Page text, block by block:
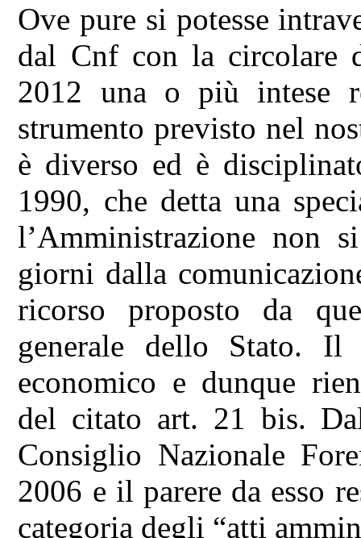
Ove pure si potesse
dal Cnf con la circolare
2012 una o più intese
strumento previsto nel
è diverso ed è
1990, che detta una
l’Amministrazione non
giorni dalla
ricorso proposto da
generale dello Stato.
economico e dunque
del citato art. 21 bis.
Consiglio Nazionale
2006 e il parere da esso
categoria degli “atti